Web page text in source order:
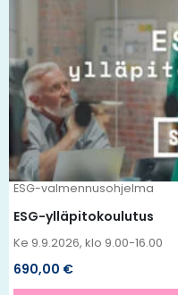
ESG-valmennusohjelma
ESG-ylläpitokoulutus
Ke 9.9.2026, klo 9.00-16.00
690,00 €